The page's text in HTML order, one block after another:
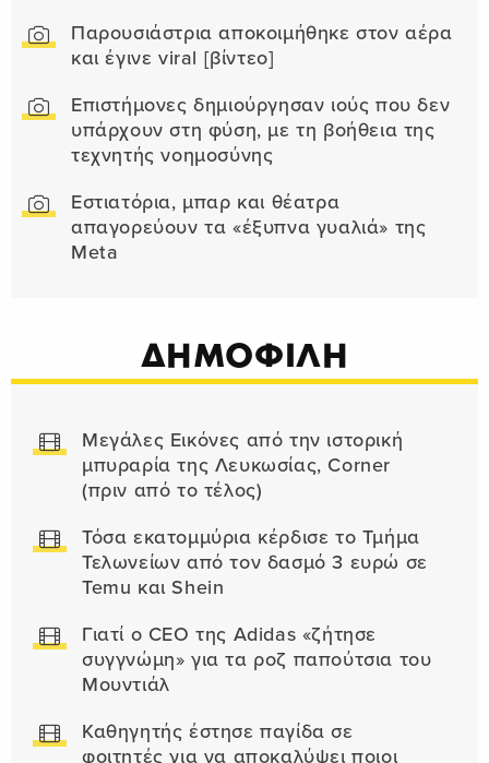
Παρουσιάστρια αποκοιμήθηκε στον αέρα
και έγινε viral [βίντεο]
Επιστήμονες δημιούργησαν ιούς που δεν
υπάρχουν στη φύση, με τη βοήθεια της
τεχνητής νοημοσύνης
Εστιατόρια, μπαρ και θέατρα
απαγορεύουν τα «έξυπνα γυαλιά» της
Meta
ΔΗΜΟΦΙΛΗ
Μεγάλες Εικόνες από την ιστορική
μπυραρία της Λευκωσίας, Corner
(πριν από το τέλος)
Τόσα εκατομμύρια κέρδισε το Τμήμα
Τελωνείων από τον δασμό 3 ευρώ σε
Temu και Shein
Γιατί ο CEO της Adidas «ζήτησε
συγγνώμη» για τα ροζ παπούτσια του
Μουντιάλ
Καθηγητής έστησε παγίδα σε
φοιτητές για να αποκαλύψει ποιοι